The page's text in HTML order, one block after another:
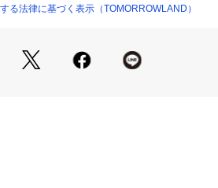
とダークグリーン、今年らしいナチュラ
（ショップ）
る法律に基づく表示（TOMORROWLAND）